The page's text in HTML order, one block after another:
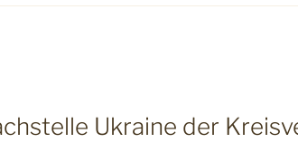
Ukraine der